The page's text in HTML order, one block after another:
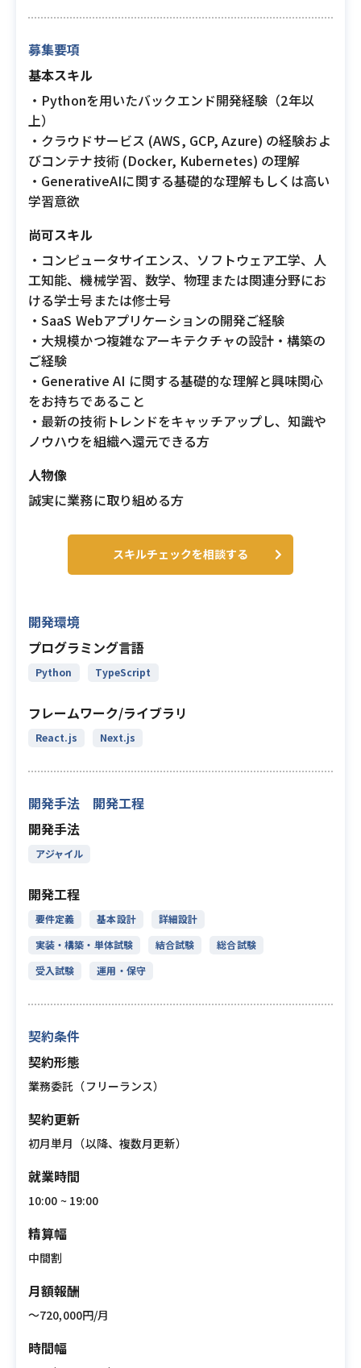
募集要項
基本スキル
・Pythonを用いたバックエンド開発経験（2年以
上）
・クラウドサービス (AWS, GCP, Azure) の経験およ
びコンテナ技術 (Docker, Kubernetes) の理解
・GenerativeAIに関する基礎的な理解もしくは高い
学習意欲
尚可スキル
・コンピュータサイエンス、ソフトウェア工学、人
工知能、機械学習、数学、物理または関連分野にお
ける学士号または修士号
・SaaS Webアプリケーションの開発ご経験
・大規模かつ複雑なアーキテクチャの設計・構築の
ご経験
・Generative AI に関する基礎的な理解と興味関心
をお持ちであること
・最新の技術トレンドをキャッチアップし、知識や
ノウハウを組織へ還元できる方
人物像
誠実に業務に取り組める方
スキルチェックを相談する
開発環境
プログラミング言語
Python TypeScript
フレームワーク/ライブラリ
React.js Next.js
開発手法 開発工程
開発手法
アジャイル
開発工程
要件定義 基本設計
詳細設計
実装・構築・単体試験
結合試験
総合試験
受入試験
運用・保守
契約条件
契約形態
業務委託（フリーランス）
契約更新
初月単月（以降、複数月更新）
就業時間
10:00 ~ 19:00
精算幅
中間割
月額報酬
〜720,000円/月
時間幅